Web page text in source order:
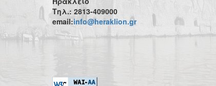
Τηλ.: 2813-409000
email:info@heraklion.gr